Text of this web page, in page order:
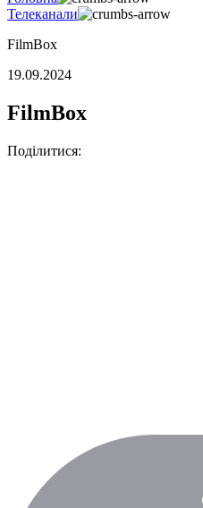
Телеканали
FilmBox
19.09.2024
FilmBox
Поділитися: